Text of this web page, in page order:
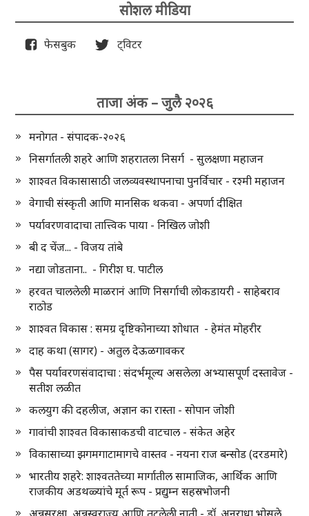
सोशल मीडिया
फेसबुक ट्विटर
ताजा अंक – जुलै २०२६
मनोगत - संपादक-२०२६
निसर्गातली शहरे आणि शहरातला निसर्ग - सुलक्षणा महाजन
शाश्वत विकासासाठी जलव्यवस्थापनाचा पुनर्विचार - रश्मी महाजन
वेगाची संस्कृती आणि मानसिक थकवा - अपर्णा दीक्षित
पर्यावरणवादाचा तात्त्विक पाया - निखिल जोशी
बी द चेंज... - विजय तांबे
नद्या जोडताना.. - गिरीश घ. पाटील
हरवत चाललेली माळरानं आणि निसर्गाची लोकडायरी - साहेबराव
राठोड
शाश्वत विकास : समग्र दृष्टिकोनाच्या शोधात - हेमंत मोहरीर
दाह कथा (सागर) - अतुल देऊळगावकर
पैस पर्यावरणसंवादाचा : संदर्भमूल्य असलेला अभ्यासपूर्ण दस्तावेज -
सतीश लळीत
कलयुग की दहलीज, अज्ञान का रास्ता - सोपान जोशी
गावांची शाश्वत विकासाकडची वाटचाल - संकेत अहेर
विकासाच्या झगमगाटामागचे वास्तव - नयना राज बन्सोड (दरडमारे)
भारतीय शहरे: शाश्वततेच्या मार्गातील सामाजिक, आर्थिक आणि
राजकीय अडथळ्यांचे मूर्त रूप - प्रद्युम्न सहस्रभोजनी